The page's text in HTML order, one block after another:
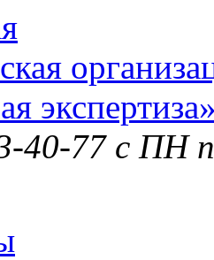
40-77 с ПН